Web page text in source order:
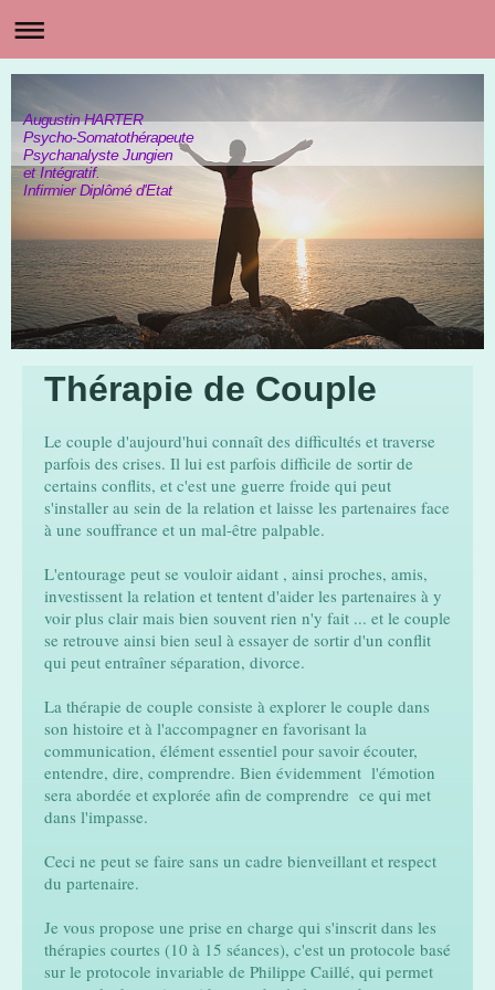
Augustin HARTER
Psycho-Somatothérapeute
Psychanalyste Jungien
et Intégratif.
Infirmier Diplômé d'Etat
Thérapie de Couple
Le couple d'aujourd'hui connaît des difficultés et traverse
parfois des crises. Il lui est parfois difficile de sortir de
certains conflits, et c'est une guerre froide qui peut
s'installer au sein de la relation et laisse les partenaires face
à une souffrance et un mal-être palpable.
L'entourage peut se vouloir aidant , ainsi proches, amis,
investissent la relation et tentent d'aider les partenaires à y
voir plus clair mais bien souvent rien n'y fait ... et le couple
se retrouve ainsi bien seul à essayer de sortir d'un conflit
qui peut entraîner séparation, divorce.
La thérapie de couple consiste à explorer le couple dans
son histoire et à l'accompagner en favorisant la
communication, élément essentiel pour savoir écouter,
entendre, dire, comprendre. Bien évidemment l'émotion
sera abordée et explorée afin de comprendre ce qui met
dans l'impasse.
Ceci ne peut se faire sans un cadre bienveillant et respect
du partenaire.
Je vous propose une prise en charge qui s'inscrit dans les
thérapies courtes (10 à 15 séances), c'est un protocole basé
sur le protocole invariable de Philippe Caillé, qui permet